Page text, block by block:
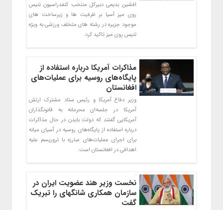
افشین بدیعی دبیرکل منتخب کنفدراسیون تنیس
روی میز آسیا بر ظرفیت ها و زیرساخت های
موجود جزیره در رشته های متخلف ورزشی به ویژه
تنیس روی میز تاکید کرد.
مذاکرات آمریکا درباره استفاده از
پایگاه‌های روسیه برای عملیات‌های
افغانستان
وزیر دفاع آمریکا و رئیس ستاد مشترک ارتش
آمریکا در جلسه‌ای محرمانه‌ به قانونگذاران
آمریکایی گفتند که دولت بایدن در حال مذاکرات
درباره استفاده از پایگاه‌های روسیه در آسیای میانه
برای اجرای عملیات‌های مبارزه با تروریسم علیه
اهدافی در افغانستان است.
نخست وزیر هند عضویت ایران در
سازمان همکاری شانگهای را تبریک
گفت